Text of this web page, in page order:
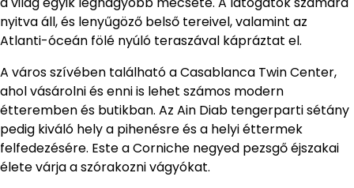
nyitva áll, és lenyűgöző belső tereivel, valamint az
Atlanti-óceán fölé nyúló teraszával kápráztat el.
A város szívében található a Casablanca Twin Center,
ahol vásárolni és enni is lehet számos modern
étteremben és butikban. Az Ain Diab tengerparti sétány
pedig kiváló hely a pihenésre és a helyi éttermek
felfedezésére. Este a Corniche negyed pezsgő éjszakai
élete várja a szórakozni vágyókat.